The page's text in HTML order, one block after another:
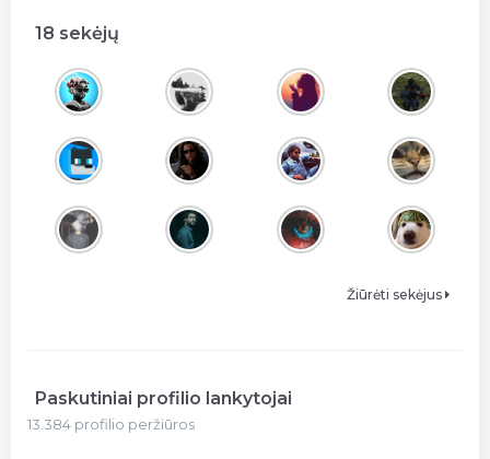
18 sekėjų
Žiūrėti sekėjus
Paskutiniai profilio lankytojai
13.384 profilio peržiūros